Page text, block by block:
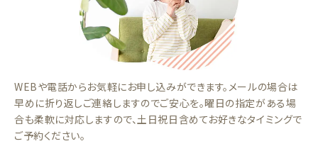
WEBや電話からお気軽にお申し込みができます。メールの場合は
早めに折り返しご連絡しますのでご安心を。曜日の指定がある場
合も柔軟に対応しますので、土日祝日含めてお好きなタイミングで
ご予約ください。